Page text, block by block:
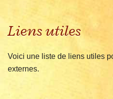
Liens utiles
Voici une liste de liens utiles
externes.